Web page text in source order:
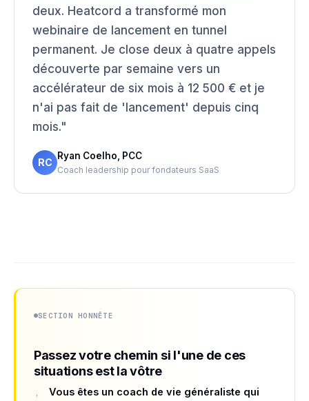
deux. Heatcord a transformé mon
webinaire de lancement en tunnel
permanent. Je close deux à quatre appels
découverte par semaine vers un
accélérateur de six mois à 12 500 € et je
n'ai pas fait de 'lancement' depuis cinq
mois."
RC
Ryan Coelho, PCC
Coach leadership pour fondateurs SaaS
SECTION HONNÊTE
Passez votre chemin si l'une de ces
situations est la vôtre
Vous êtes un coach de vie généraliste qui